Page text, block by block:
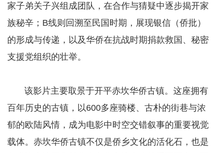
家子弟关子兴组成团队，在合作与猜疑中逐步揭开家
族秘辛；B线则回溯至民国时期，展现银信（侨批）
的形成与传递，以及华侨在抗战时期捐款救国、秘密
支援党组织的壮举。
​​​​​​​ 该影片主要取景于开平赤坎华侨古镇。这座拥有
百年历史的古镇，以600多座骑楼、古朴的街巷与浓
郁的欧陆风情，成为电影中时空交错叙事的重要视觉
载体。赤坎华侨古镇不仅是侨乡文化的活化石，也是